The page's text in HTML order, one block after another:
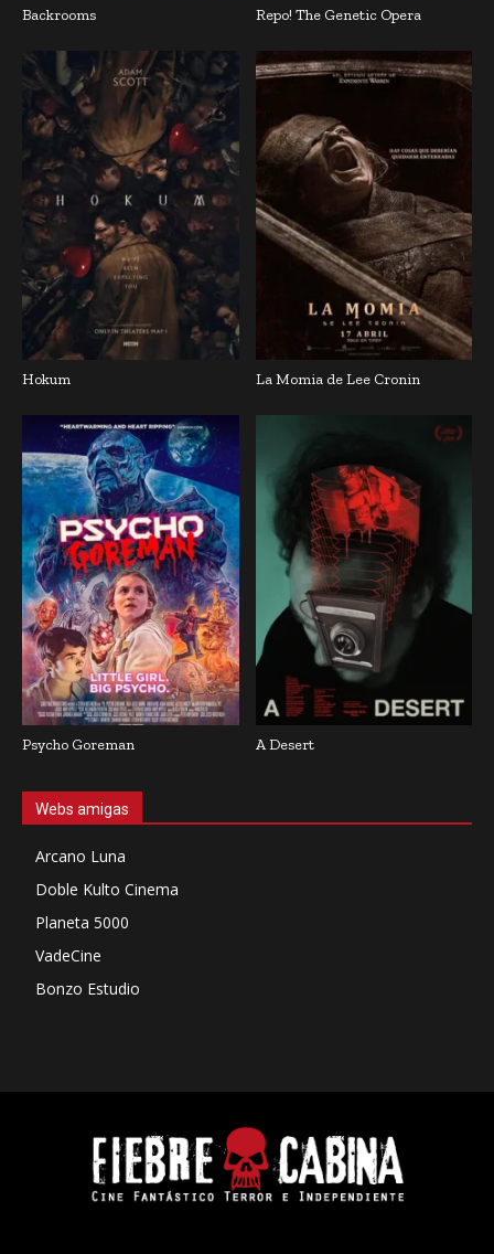
Backrooms Repo! The Genetic Opera
Hokum La Momia de Lee Cronin
Psycho Goreman A Desert
Webs amigas
Arcano Luna
Doble Kulto Cinema
Planeta 5000
VadeCine
Bonzo Estudio